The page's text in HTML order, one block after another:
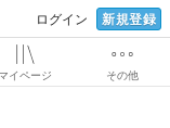
ログイン 新規登録
イページ その他